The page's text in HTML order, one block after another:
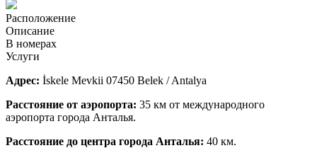
Расположение
Описание
В номерах
Услуги
Адрес: İskele Mevkii 07450 Belek / Antalya
Расстояние от аэропорта: 35 км от международного
аэропорта города Анталья.
Расстояние до центра города Анталья: 40 км.